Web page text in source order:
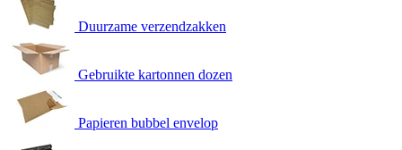
Duurzame verzendzakken
Gebruikte kartonnen dozen
Papieren bubbel envelop